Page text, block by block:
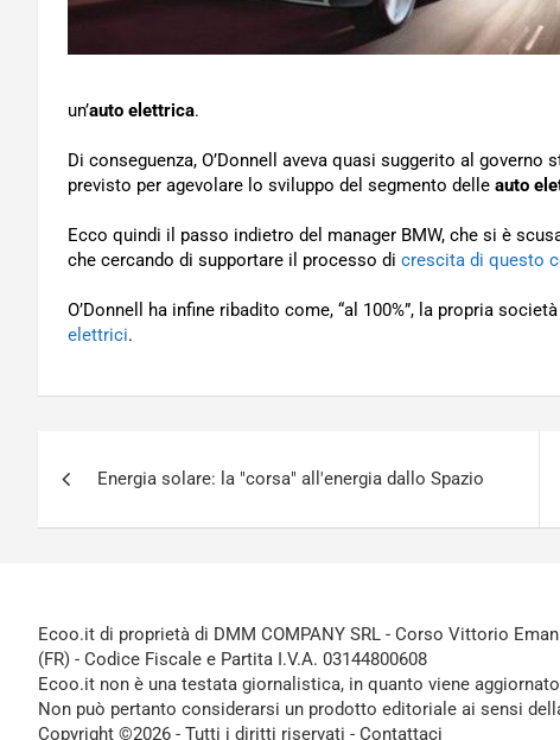
un’auto elettrica.
Di conseguenza, O’Donnell aveva quasi suggerito al
previsto per agevolare lo sviluppo del segmento delle auto
Ecco quindi il passo indietro del manager BMW, che si è
che cercando di supportare il processo di crescita di questo
O’Donnell ha infine ribadito come, “al 100%”, la propria
elettrici.
articoli
Energia solare: la "corsa" all'energia dallo Spazio
Ecoo.it di proprietà di DMM COMPANY SRL - Corso Vittorio
(FR) - Codice Fiscale e Partita I.V.A. 03144800608
Ecoo.it non è una testata giornalistica, in quanto viene
Non può pertanto considerarsi un prodotto editoriale ai sensi
Copyright ©2026 - Tutti i diritti riservati - Contattaci